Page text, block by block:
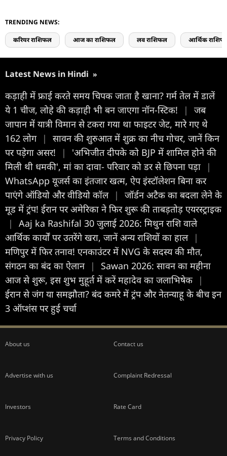
TRENDING NEWS:
करियर राशिफल आज का राशिफल लव राशिफल आर्थिक
Latest News in Hindi »
कड़ाही में फ्राई करते समय चिपक जाता है खाना? गर्म तेल में डालें
ये 1 चीज, लोहे की कड़ाही भी बन जाएगा नॉन-स्टिक!
|
जब
जापान में यात्री विमान से टकरा गया था फाइटर जेट, मारे गए थे
162 लोग |
सावन की शुरुआत में शुक्र का नीच गोचर, जानें किन
पर पड़ेगा असर!
|
'अभिजीत दीपके को BJP में शामिल होने की
मिली थी धमकी', मां का दावा- परिवार को डर से छिपना पड़ा
|
WhatsApp यूजर्स का इंतजार खत्म, ऐप इंस्टॉलेशन बिना कर
पाएंगे ऑडियो और वीडियो कॉल |
जॉर्डन अटैक का बदला लेने के
मूड में ट्रंप! ईरान पर अमेरिका ने फिर शुरू की ताबड़तोड़ एयरस्ट्राइक
|
Aaj ka Rashifal 30 जुलाई 2026: मिथुन राशि वाले
आर्थिक कार्यों पर उतरेंगे खरा, जानें अन्य राशियों का हाल |
मणिपुर में फिर तनाव! एनकाउंटर में NVG के सदस्य की मौत,
संगठन का बंद का ऐलान |
Sawan 2026: सावन का महीना
आज से शुरू, इस शुभ मुहूर्त में करें महादेव का जलाभिषेक
|
ईरान से जंग या समझौता? बंद कमरे में ट्रंप और नेतन्याहू के बीच इन
3 ऑप्शंस पर हुई चर्चा
About us Contact us
Advertise with us Complaint Redressal
Investors Rate Card
Privacy Policy Terms and Conditions